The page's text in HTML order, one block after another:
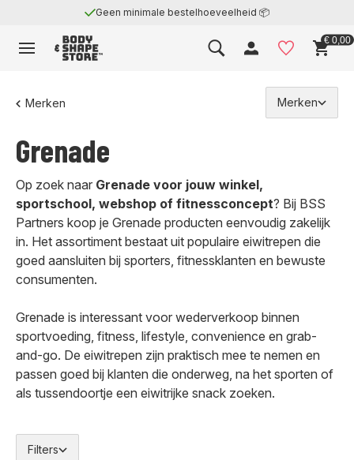
Geen minimale bestelhoeveelheid 📦
€ 0,00
Merken Merken
Grenade
Op zoek naar Grenade voor jouw winkel,
sportschool, webshop of fitnessconcept? Bij BSS
Partners koop je Grenade producten eenvoudig zakelijk
in. Het assortiment bestaat uit populaire eiwitrepen die
goed aansluiten bij sporters, fitnessklanten en bewuste
consumenten.
Grenade is interessant voor wederverkoop binnen
sportvoeding, fitness, lifestyle, convenience en grab-
and-go. De eiwitrepen zijn praktisch mee te nemen en
passen goed bij klanten die onderweg, na het sporten of
als tussendoortje een eiwitrijke snack zoeken.
Filters